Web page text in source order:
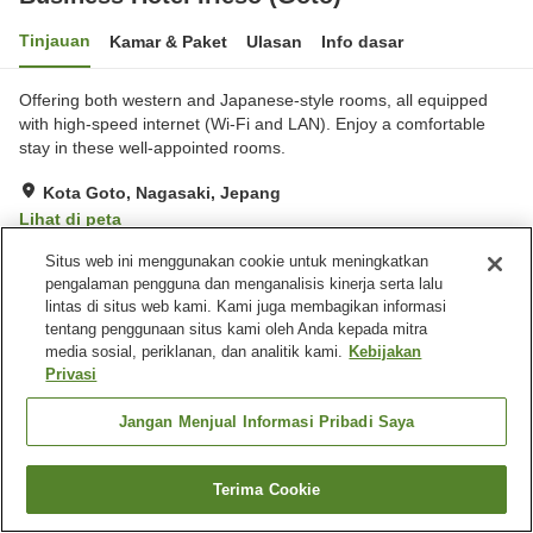
Tinjauan Kamar & Paket Ulasan Info dasar
Offering both western and Japanese-style rooms, all equipped
with high-speed internet (Wi-Fi and LAN). Enjoy a comfortable
stay in these well-appointed rooms.
Kota Goto, Nagasaki, Jepang
Lihat di peta
Sangat baik Ulasan: 4
Fasilitas properti
Tempat parkir
Mesin penjual otomatis
Laundry berbayar
Beranda Jepang Nagasaki
Kota Goto
Business Hotel Irieso (Goto)
Cari kamar
Situs web ini menggunakan cookie untuk meningkatkan
pengalaman pengguna dan menganalisis kinerja serta lalu
lintas di situs web kami. Kami juga membagikan informasi
tentang penggunaan situs kami oleh Anda kepada mitra
media sosial, periklanan, dan analitik kami. Kebijakan
Privasi
Jangan Menjual Informasi Pribadi Saya
Terima Cookie